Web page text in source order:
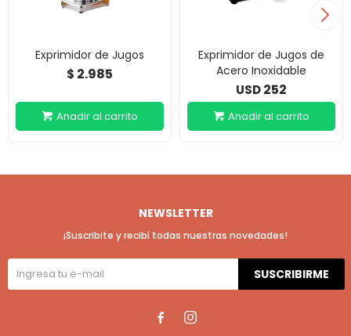
Exprimidor de Jugos
$ 2.985
Exprimidor de Jugos de
Acero Inoxidable
USD252
NEWSLETTER
¡Suscribite y recibí todas nuestras novedades!
SUSCRIBIRME
 